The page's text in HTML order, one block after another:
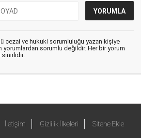
cezai ve hukuki sorumluluğu yazan kişiye
yorumlardan sorumlu değildir. Her bir yorum
İletişim Gizlilik İlkeleri Sitene Ekle